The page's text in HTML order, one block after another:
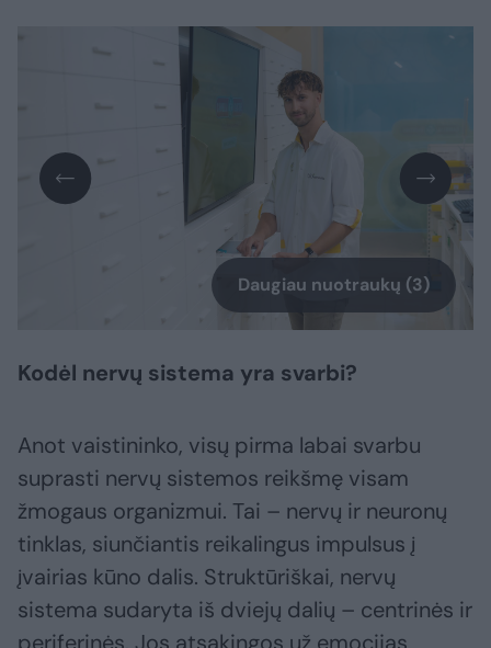
Daugiau nuotraukų (3)
Kodėl nervų sistema yra svarbi?
Anot vaistininko, visų pirma labai svarbu
suprasti nervų sistemos reikšmę visam
žmogaus organizmui. Tai – nervų ir neuronų
tinklas, siunčiantis reikalingus impulsus į
įvairias kūno dalis. Struktūriškai, nervų
sistema sudaryta iš dviejų dalių – centrinės ir